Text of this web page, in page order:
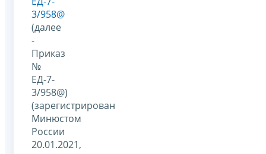
3/958@
(далее
-
Приказ
№
ЕД-7-
3/958@)
(зарегистрирован
Минюстом
России
20.01.2021,